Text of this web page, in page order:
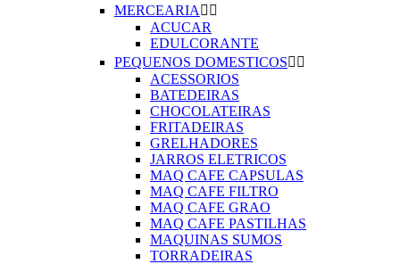
MERCEARIA  
ACUCAR
EDULCORANTE
PEQUENOS DOMESTICOS 
ACESSORIOS
BATEDEIRAS
CHOCOLATEIRAS
FRITADEIRAS
GRELHADORES
JARROS ELETRICOS
MAQ CAFE CAPSULAS
MAQ CAFE FILTRO
MAQ CAFE GRAO
MAQ CAFE PASTILHAS
MAQUINAS SUMOS
TORRADEIRAS